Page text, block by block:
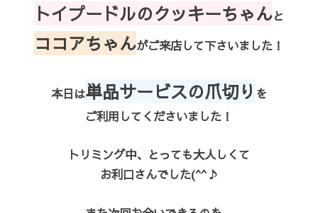
トイプードルのクッキーちゃんと
ココアちゃんがご来店して下さいました！
本日は単品サービスの爪切り を
ご利用してくださいました！
トリミング中、とっても大人しくて
お利口さんでした(^^♪